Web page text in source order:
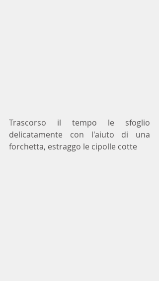
Trascorso il tempo le sfoglio
delicatamente con l'aiuto di una
forchetta, estraggo le cipolle cotte